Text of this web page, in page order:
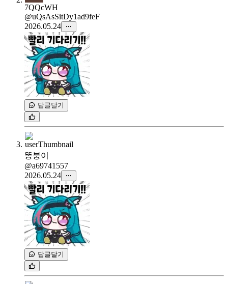
7QQcWH
@uQsAsSitDy1ad9feF
2026.05.24
답글달기
똥붕이
@a69741557
2026.05.24
답글달기